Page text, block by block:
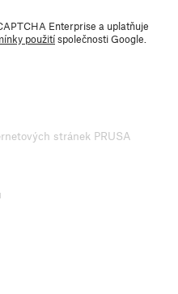
Enterprise a uplatňuje
použitíspolečnosti Google.
stránek PRUSA